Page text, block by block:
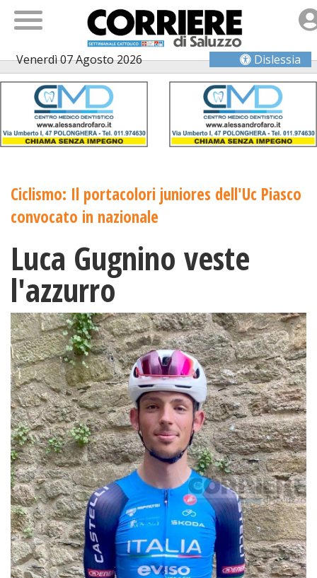
Venerdì 07 Agosto 2026 Dislessia
Ciclismo: Il portacolori juniores dell'Uc Piasco
convocato in nazionale
Luca Gugnino veste
l'azzurro